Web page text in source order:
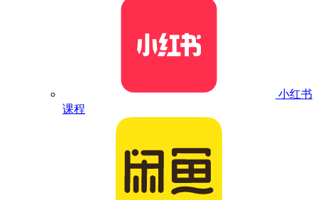
小红书
课程